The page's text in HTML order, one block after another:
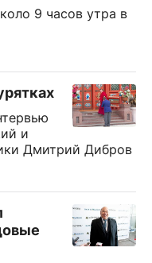
9 часов утра в
и
Дмитрий Дибров